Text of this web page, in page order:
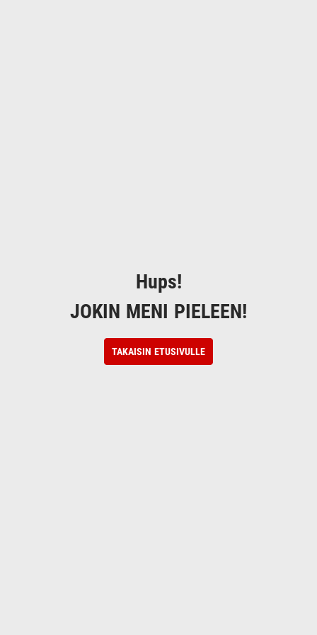
Hups!
JOKIN MENI PIELEEN!
TAKAISIN ETUSIVULLE